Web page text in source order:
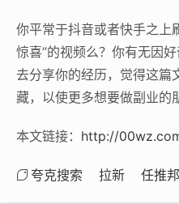
你平常于抖音或者快手之上
惊喜”的视频么？你有无因
去分享你的经历，觉得这篇
藏，以使更多想要做副业的
本文链接： http://
夸克搜索 拉新 任推邦